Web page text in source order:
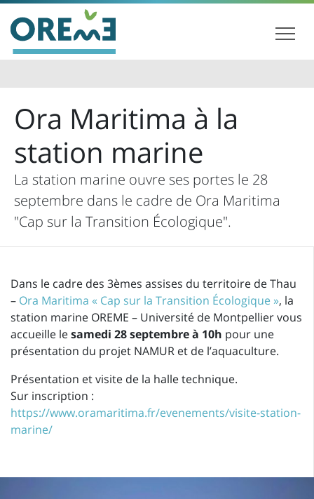
Ora Maritima à la
station marine
La station marine ouvre ses portes le 28
septembre dans le cadre de Ora Maritima
"Cap sur la Transition Écologique".
Dans le cadre des 3èmes assises du territoire de Thau
– Ora Maritima « Cap sur la Transition Écologique », la
station marine OREME – Université de Montpellier vous
accueille lesamedi 28 septembre à 10h pour une
présentation du projet NAMUR et de l’aquaculture.
Présentation et visite de la halle technique.
Sur inscription :
https://www.oramaritima.fr/evenements/visite-station-
marine/